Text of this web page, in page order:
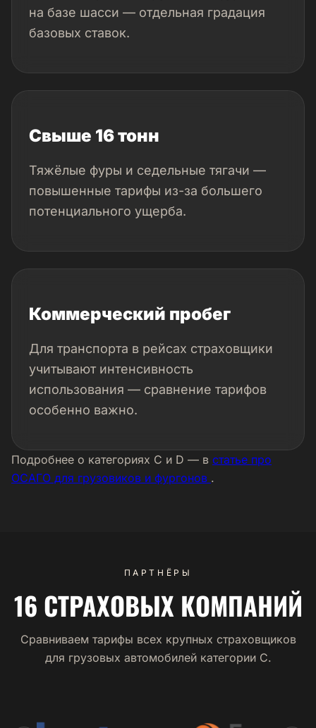
на базе шасси — отдельная градация
базовых ставок.
Свыше 16 тонн
Тяжёлые фуры и седельные тягачи —
повышенные тарифы из-за большего
потенциального ущерба.
Коммерческий пробег
Для транспорта в рейсах страховщики
учитывают интенсивность
использования — сравнение тарифов
особенно важно.
Подробнее о категориях C и D — в статье про
ОСАГО для грузовиков и фургонов .
ПАРТНЁРЫ
16 СТРАХОВЫХ КОМПАНИЙ
Сравниваем тарифы всех крупных страховщиков
для грузовых автомобилей категории C.